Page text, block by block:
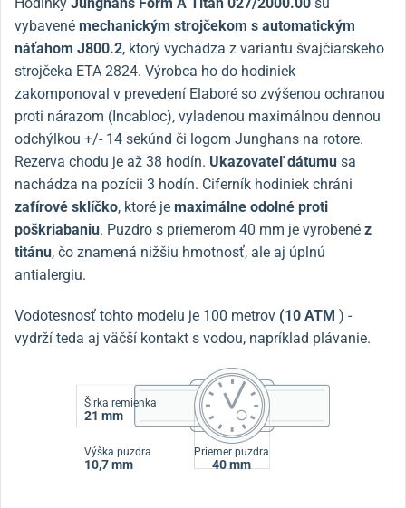
vybavené mechanickým strojčekom s automatickým
náťahom J800.2, ktorý vychádza z variantu švajčiarskeho
strojčeka ETA 2824. Výrobca ho do hodiniek
zakomponoval v prevedení Elaboré so zvýšenou ochranou
proti nárazom (Incabloc), vyladenou maximálnou dennou
odchýlkou +/- 14 sekúnd či logom Junghans na rotore.
Rezerva chodu je až 38 hodín. Ukazovateľ dátumu sa
nachádza na pozícii 3 hodín. Ciferník hodiniek chráni
zafírové sklíčko, ktoré je maximálne odolné proti
poškriabaniu. Puzdro s priemerom 40 mm je vyrobené z
titánu, čo znamená nižšiu hmotnosť, ale aj úplnú
antialergiu.
Vodotesnosť tohto modelu je 100 metrov (10 ATM ) -
vydrží teda aj väčší kontakt s vodou, napríklad plávanie.
Šírka remienka
21 mm
Výška puzdra
10,7 mm
Priemer puzdra
40 mm